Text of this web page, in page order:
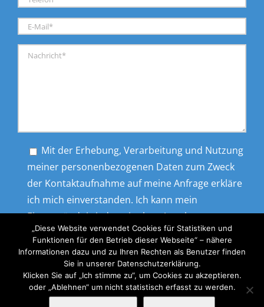
Mit der Erhebung, Verarbeitung und Nutzung
meiner personenbezogenen Daten zum Zweck
der Kontaktaufnahme auf meine Anfrage erkläre
ich mich einverstanden. Ich kann mein
Einverständnis jederzeit ohne Angabe von
Gründen widerrufen.
„Diese Website verwendet Cookies für Statistiken und
Funktionen für den Betrieb dieser Webseite“ – nähere
Informationen dazu und zu Ihren Rechten als Benutzer finden
Sie in unserer Datenschutzerklärung.
Klicken Sie auf „Ich stimme zu“, um Cookies zu akzeptieren.
oder „Ablehnen“ um nicht statistisch erfasst zu werden.